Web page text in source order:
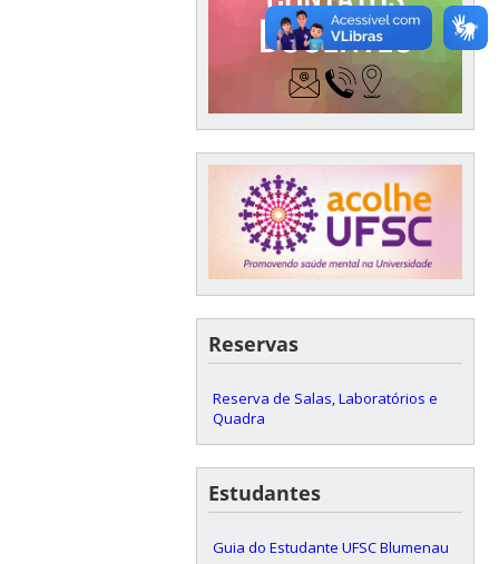
Reservas
Reserva de Salas, Laboratórios e
Quadra
Estudantes
Guia do Estudante UFSC Blumenau